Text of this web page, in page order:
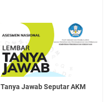
Tanya Jawab Seputar AKM